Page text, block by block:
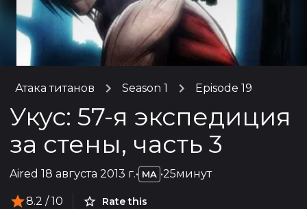
Атака титанов Season 1 Episode 19
Укус: 57-я экспедиция
за стены, часть 3
Aired 18 августа 2013 г.• MA •25минут
8.2 / 10 Rate this